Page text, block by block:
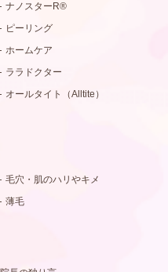
ナノスターR®
ピーリング
ホームケア
ララドクター
オールタイト（Alltite）
毛穴・肌のハリやキメ
薄毛